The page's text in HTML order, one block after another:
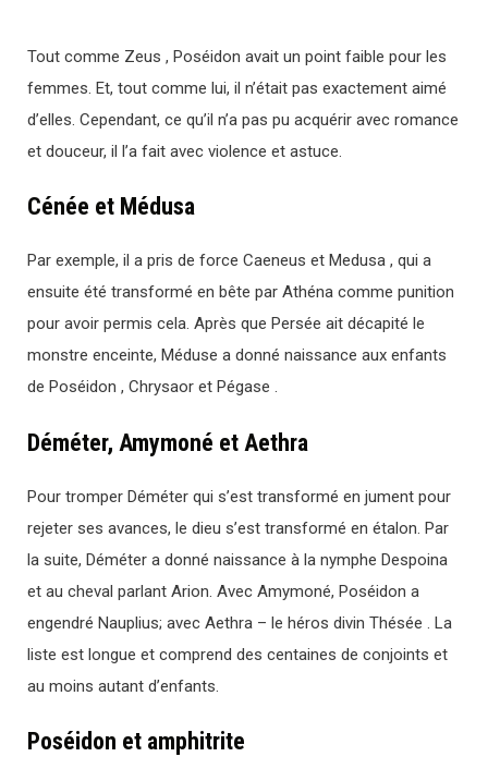
Tout comme Zeus , Poséidon avait un point faible pour les
femmes. Et, tout comme lui, il n’était pas exactement aimé
d’elles. Cependant, ce qu’il n’a pas pu acquérir avec romance
et douceur, il l’a fait avec violence et astuce.
Cénée et Médusa
Par exemple, il a pris de force Caeneus et Medusa , qui a
ensuite été transformé en bête par Athéna comme punition
pour avoir permis cela. Après que Persée ait décapité le
monstre enceinte, Méduse a donné naissance aux enfants
de Poséidon , Chrysaor et Pégase .
Déméter, Amymoné et Aethra
Pour tromper Déméter qui s’est transformé en jument pour
rejeter ses avances, le dieu s’est transformé en étalon. Par
la suite, Déméter a donné naissance à la nymphe Despoina
et au cheval parlant Arion. Avec Amymoné, Poséidon a
engendré Nauplius; avec Aethra – le héros divin Thésée . La
liste est longue et comprend des centaines de conjoints et
au moins autant d’enfants.
Poséidon et amphitrite